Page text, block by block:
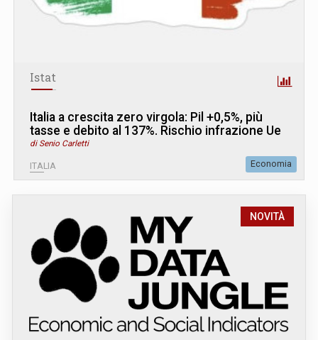
Istat
Italia a crescita zero virgola: Pil +0,5%, più
tasse e debito al 137%. Rischio infrazione Ue
di Senio Carletti
ITALIA Economia
NOVITÀ